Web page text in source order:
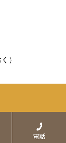
）
電話